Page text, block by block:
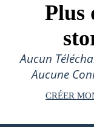
Plus
Aucun
Aucune
CRÉER